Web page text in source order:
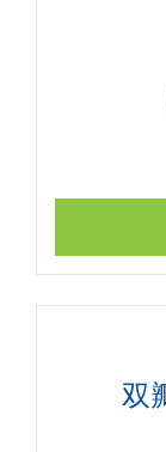
双